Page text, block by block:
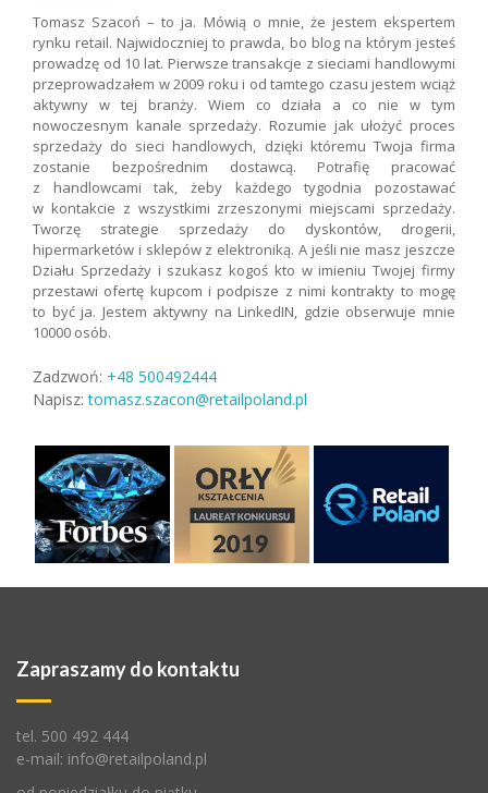
Tomasz Szacoń – to ja. Mówią o mnie, że jestem ekspertem
rynku retail. Najwidoczniej to prawda, bo blog na którym jesteś
prowadzę od 10 lat. Pierwsze transakcje z sieciami handlowymi
przeprowadzałem w 2009 roku i od tamtego czasu jestem wciąż
aktywny w tej branży. Wiem co działa a co nie w tym
nowoczesnym kanale sprzedaży. Rozumie jak ułożyć proces
sprzedaży do sieci handlowych, dzięki któremu Twoja firma
zostanie bezpośrednim dostawcą. Potrafię pracować
z handlowcami tak, żeby każdego tygodnia pozostawać
w kontakcie z wszystkimi zrzeszonymi miejscami sprzedaży.
Tworzę strategie sprzedaży do dyskontów, drogerii,
hipermarketów i sklepów z elektroniką. A jeśli nie masz jeszcze
Działu Sprzedaży i szukasz kogoś kto w imieniu Twojej firmy
przestawi ofertę kupcom i podpisze z nimi kontrakty to mogę
to być ja. Jestem aktywny na LinkedIN, gdzie obserwuje mnie
10000 osób.
Zadzwoń: +48 500492444
Napisz:tomasz.szacon@retailpoland.pl
Zapraszamy do kontaktu
tel. 500 492 444
e-mail: info@retailpoland.pl